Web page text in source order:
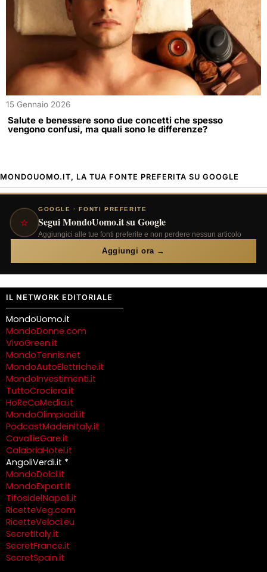
15 Gennaio 2026
Salute e benessere sono due concetti che spesso
vengono confusi, ma quali sono le differenze?
MONDOUOMO.IT, LA TUA FONTE PREFERITA SU GOOGLE
⭐
GOOGLE · FONTI PREFERITE
Segui MondoUomo.it su Google
Aggiungici alle tue fonti preferite e non perdere nessun articolo
Aggiungi ora →
IL NETWORK EDITORIALE
MondoUomo.it
MondoDonne.com
VivoGreen.it
MondoTennis.net
MondoAutoElettriche.it
MondoInvestimenti.it
TuttoCrociera.it
HoReCaMedia.it
MondoOlimpiadi.it
PodcastMadeinItaly.it
CavallieGare.it
CalabriaHotel.it
AngoliVerdi.it *
MondoDolci.it
MondoExport.it
TifosidelNapoli.it
RicetteVeg.com
RicetteVeloci.eu
SecretItaly.it
SecretFrance.it
SecretSpain.it